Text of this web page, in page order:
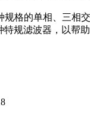
规格的单相、三
规滤波器，以帮